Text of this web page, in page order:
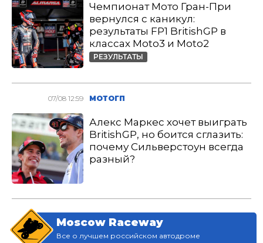
Чемпионат Мото Гран-При
вернулся с каникул:
результаты FP1 BritishGP в
классах Moto3 и Moto2
РЕЗУЛЬТАТЫ
07/08 12:59 МОТОГП
Алекс Маркес хочет выиграть
BritishGP, но боится сглазить:
почему Сильверстоун всегда
разный?
Moscow Raceway
Все о лучшем российском автодроме